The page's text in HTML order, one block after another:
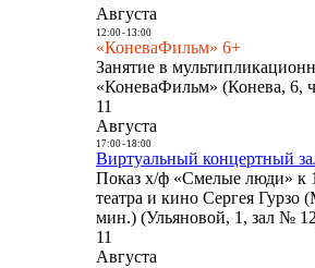
Августа
12:00- 13:00
«КоневаФильм» 6+
Занятие в
«КоневаФильм» (Конева, 6,
11
Августа
17:00- 18:00
Виртуальный концертный
Показ х/ф «Смелые люди» к
театра и кино Сергея Гурзо
мин.) (Ульяновой, 1, зал №
11
Августа